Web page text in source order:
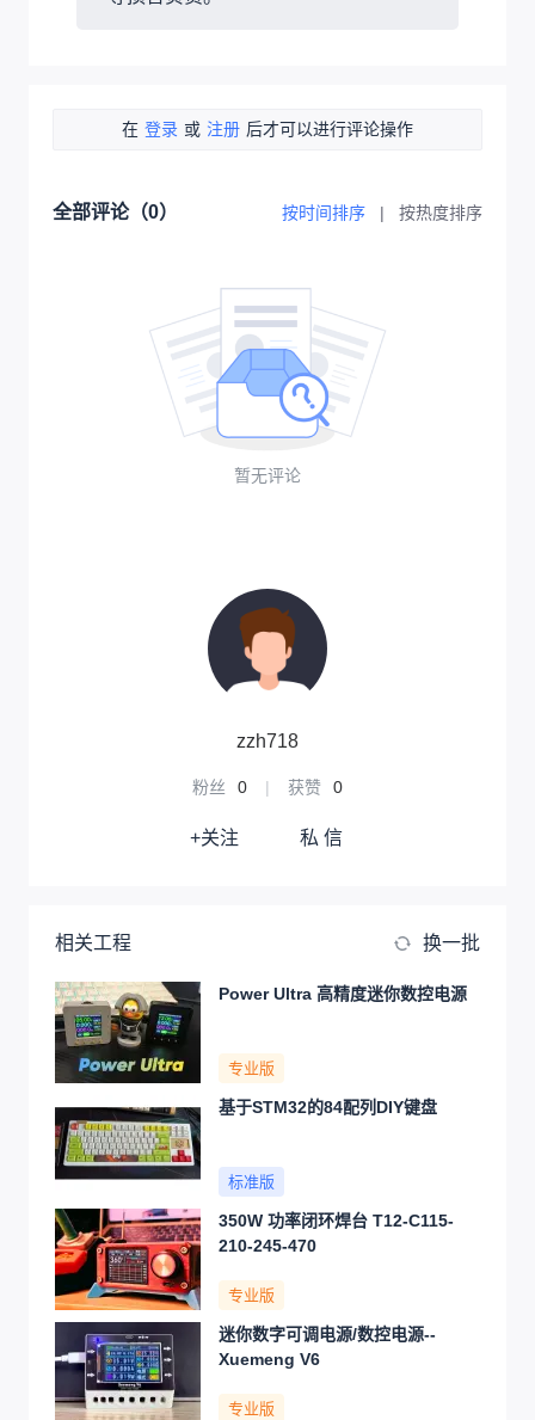
在 登录 或 注册 后才可以进行评论操作
全部评论（0） 按时间排序 | 按热度排序
暂无评论
zzh718
粉丝 0 | 获赞 0
+关注 私 信
相关工程 换一批
Power Ultra 高精度迷你数控电源
专业版
基于STM32的84配列DIY键盘
标准版
350W 功率闭环焊台 T12-C115-
210-245-470
专业版
迷你数字可调电源/数控电源--
Xuemeng V6
专业版